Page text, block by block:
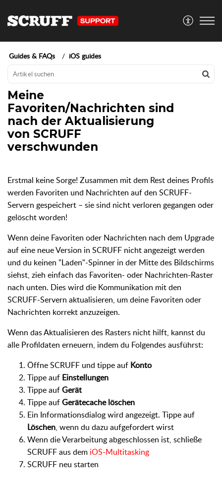
Guides & FAQs iOS guides
Meine
Favoriten/Nachrichten sind
nach der Aktualisierung
von SCRUFF
verschwunden
Erstmal keine Sorge! Zusammen mit dem Rest deines Profils
werden Favoriten und Nachrichten auf den SCRUFF-
Servern gespeichert – sie sind nicht verloren gegangen oder
gelöscht worden!
Wenn deine Favoriten oder Nachrichten nach dem Upgrade
auf eine neue Version in SCRUFF nicht angezeigt werden
und du keinen "Laden"-Spinner in der Mitte des Bildschirms
siehst, zieh einfach das Favoriten- oder Nachrichten-Raster
nach unten. Dies wird die Kommunikation mit den
SCRUFF-Servern aktualisieren, um deine Favoriten oder
Nachrichten korrekt anzuzeigen.
Wenn das Aktualisieren des Rasters nicht hilft, kannst du
alle Profildaten erneuern, indem du Folgendes ausführst:
Öffne SCRUFF und tippe auf Konto
Tippe auf Einstellungen
Tippe aufGerät
Tippe aufGerätecache löschen
Ein Informationsdialog wird angezeigt. Tippe auf
Löschen, wenn du dazu aufgefordert wirst
Wenn die Verarbeitung abgeschlossen ist, schließe
SCRUFF aus dem iOS-Multitasking
SCRUFF neu starten